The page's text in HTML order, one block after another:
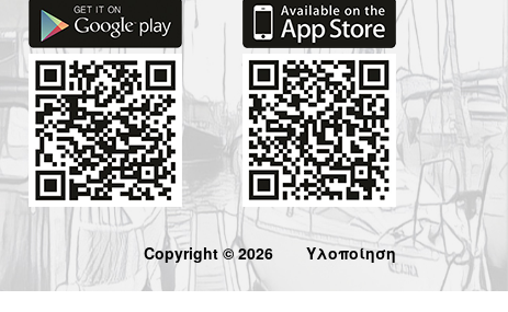
Copyright © 2026 Υλοποίηση